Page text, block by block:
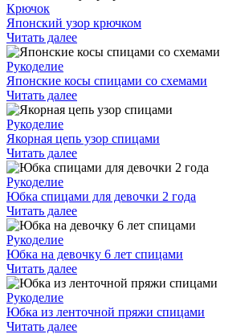
Крючок
Японский узор крючком
Читать далее
Рукоделие
Японские косы спицами со схемами
Читать далее
Рукоделие
Якорная цепь узор спицами
Читать далее
Рукоделие
Юбка спицами для девочки 2 года
Читать далее
Рукоделие
Юбка на девочку 6 лет спицами
Читать далее
Рукоделие
Юбка из ленточной пряжи спицами
Читать далее